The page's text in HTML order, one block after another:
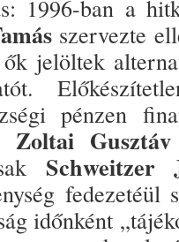
1996-ban a
szervezte
jelöltek
pénzen
Zoltai Gusztáv
időnként